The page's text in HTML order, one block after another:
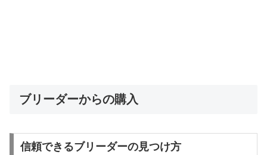
ブリーダーからの購入
信頼できるブリーダーの見つけ方